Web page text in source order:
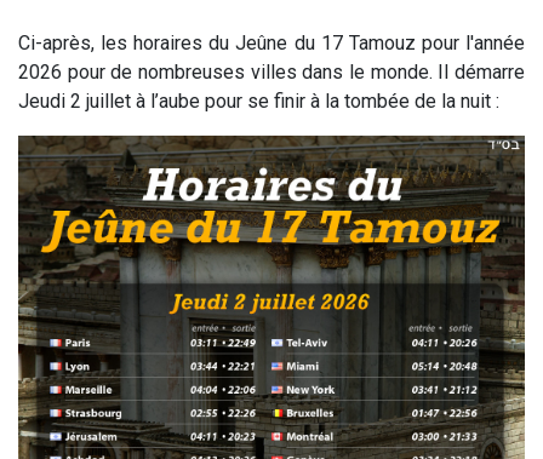
Ci-après, les horaires du Jeûne du 17 Tamouz pour l'année
2026 pour de nombreuses villes dans le monde. Il démarre
Jeudi 2 juillet à l’aube pour se finir à la tombée de la nuit :